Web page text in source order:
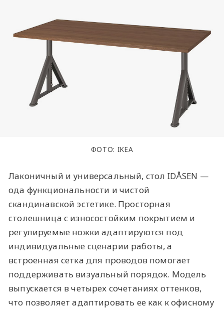
ФОТО: IKEA
Лаконичный и универсальный, стол IDÅSEN —
ода функциональности и чистой
скандинавской эстетике. Просторная
столешница с износостойким покрытием и
регулируемые ножки адаптируются под
индивидуальные сценарии работы, а
встроенная сетка для проводов помогает
поддерживать визуальный порядок. Модель
выпускается в четырех сочетаниях оттенков,
что позволяет адаптировать ее как к офисному